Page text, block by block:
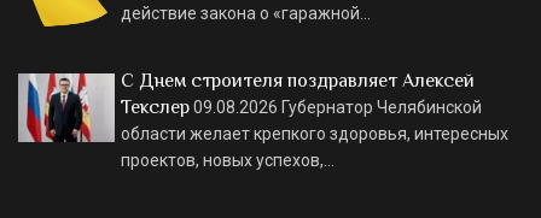
действие закона о «гаражной…
С Днем строителя поздравляет Алексей
Текслер09.08.2026 Губернатор Челябинской
области желает крепкого здоровья, интересных
проектов, новых успехов,…